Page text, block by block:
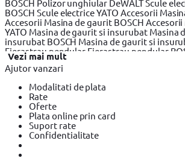
BOSCH Polizor unghiular DeWALTScule
BOSCH Scule electrice YATO Accesorii
Accesorii Masina de gaurit BOSCH
YATO Masina de gaurit si insurubat Masina
insurubat BOSCH Masina de gaurit si
Fierastrau pendular Fierastrau pendular
pendular Makita
Fierastrau circular DeWALT
electric BOSCHSlefuitor electric YATO
de frezat BOSCH
electrica BOSCH
Suflanta aer cald YATOSuflanta aer cald
compactoare & Ciocan demolator
demolator BOSCHPlaci compactoare &
Makita
Accesorii scule electrice YATO
Vezi mai mult
Ajutor vanzari
Modalitati de plata
Rate
Oferte
Plata online prin card
Suport rate
Confidentialitate